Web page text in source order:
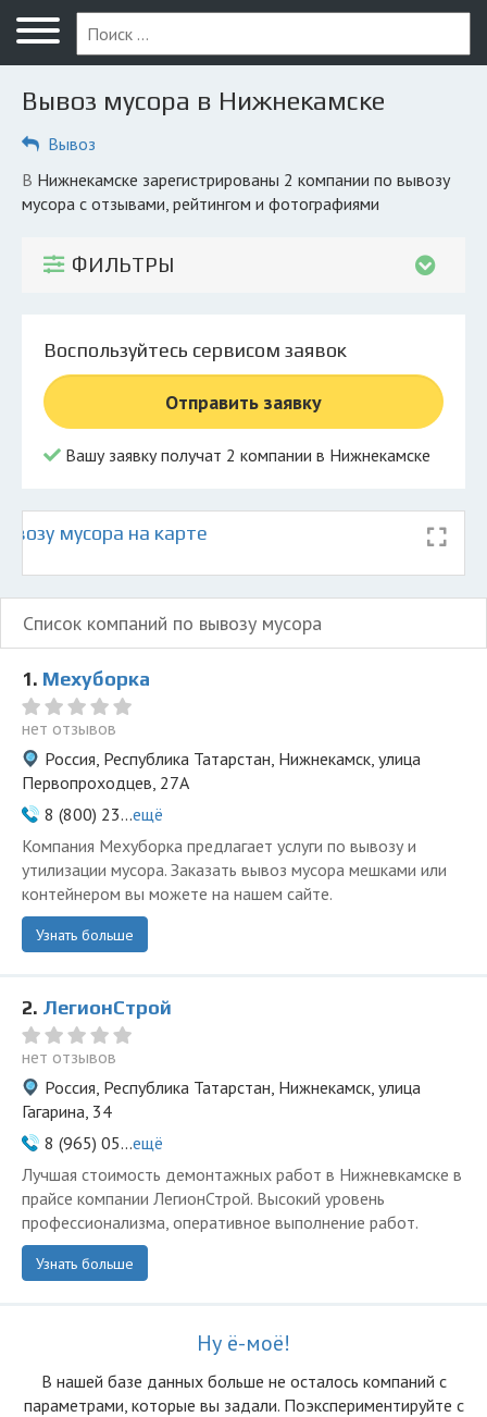
Меню
Главная
Вопрос юристу
Экоблог
Личный кабинет
© 2026 Все права защищены
Вывоз мусора в Нижнекамске
Вывоз
в Нижнекамске зарегистрированы 2 компании по вывозу
мусора с отзывами, рейтингом и фотографиями
ФИЛЬТРЫ
Воспользуйтесь сервисом заявок
Отправить заявку
Вашу заявку получат 2 компании в Нижнекамске
мусора на карте
Список компаний по вывозу мусора
1. Мехуборка
нет отзывов
Россия, Республика Татарстан, Нижнекамск, улица
Первопроходцев, 27А
8 (800) 23...ещё
Компания Мехуборка предлагает услуги по вывозу и
утилизации мусора. Заказать вывоз мусора мешками или
контейнером вы можете на нашем сайте.
Узнать больше
2. ЛегионСтрой
нет отзывов
Россия, Республика Татарстан, Нижнекамск, улица
Гагарина, 34
8 (965) 05...ещё
Лучшая стоимость демонтажных работ в Нижневкамске в
прайсе компании ЛегионСтрой. Высокий уровень
профессионализма, оперативное выполнение работ.
Узнать больше
Ну ё-моё!
В нашей базе данных больше не осталоcь компаний с
параметрами, которые вы задали. Поэкспериментируйте с